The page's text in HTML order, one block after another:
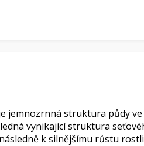
jemnozrnná struktura půdy
vynikající struktura
k silnějšímu růstu